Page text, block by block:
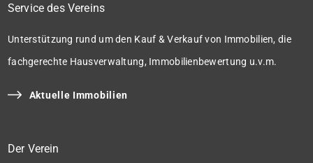
Der Verein
Service des Vereins
Unterstützung rund um den Kauf & Verkauf von Immobilien, die
fachgerechte Hausverwaltung, Immobilienbewertung u.v.m.
Aktuelle Immobilien